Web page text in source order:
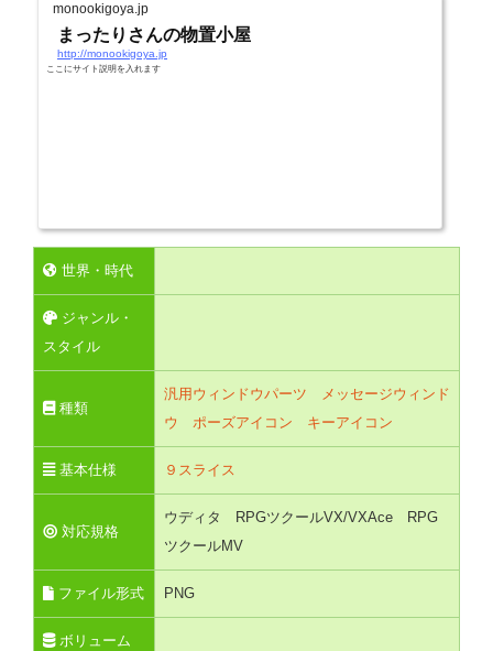
monookigoya.jp
まったりさんの物置小屋
http://monookigoya.jp
ここにサイト説明を入れます
世界・時代
ジャンル・
スタイル
種類
汎用ウィンドウパーツ
メッセージウィンド
ウ
ポーズアイコン キーアイコン
基本仕様 ９スライス
対応規格
ウディタ RPGツクールVX/VXAce RPG
ツクールMV
ファイル形式 PNG
ボリューム